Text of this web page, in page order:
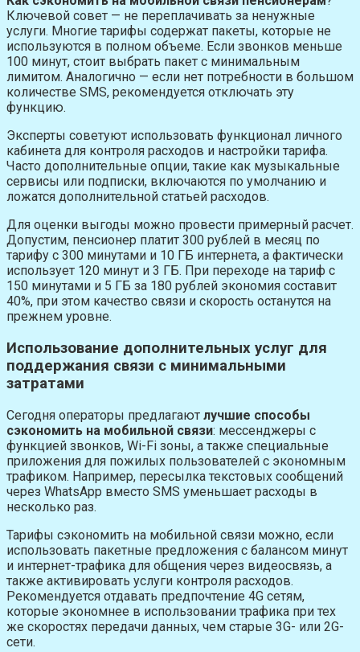
Ключевой совет — не переплачивать за ненужные
услуги. Многие тарифы содержат пакеты, которые не
используются в полном объеме. Если звонков меньше
100 минут, стоит выбрать пакет с минимальным
лимитом. Аналогично — если нет потребности в большом
количестве SMS, рекомендуется отключать эту
функцию.
Эксперты советуют использовать функционал личного
кабинета для контроля расходов и настройки тарифа.
Часто дополнительные опции, такие как музыкальные
сервисы или подписки, включаются по умолчанию и
ложатся дополнительной статьей расходов.
Для оценки выгоды можно провести примерный расчет.
Допустим, пенсионер платит 300 рублей в месяц по
тарифу с 300 минутами и 10 ГБ интернета, а фактически
использует 120 минут и 3 ГБ. При переходе на тариф с
150 минутами и 5 ГБ за 180 рублей экономия составит
40%, при этом качество связи и скорость останутся на
прежнем уровне.
Использование дополнительных услуг для
поддержания связи с минимальными
затратами
Сегодня операторы предлагают лучшие способы
сэкономить на мобильной связи: мессенджеры с
функцией звонков, Wi-Fi зоны, а также специальные
приложения для пожилых пользователей с экономным
трафиком. Например, пересылка текстовых сообщений
через WhatsApp вместо SMS уменьшает расходы в
несколько раз.
Тарифы сэкономить на мобильной связи можно, если
использовать пакетные предложения с балансом минут
и интернет-трафика для общения через видеосвязь, а
также активировать услуги контроля расходов.
Рекомендуется отдавать предпочтение 4G сетям,
которые экономнее в использовании трафика при тех
же скоростях передачи данных, чем старые 3G- или 2G-
сети.